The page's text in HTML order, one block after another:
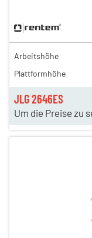
JLG 2646ES
Um die Preise zu
Arbeitshöhe
Plattformhöhe